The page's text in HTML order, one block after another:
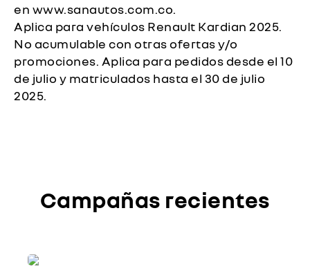
en www.sanautos.com.co.
Aplica para vehículos Renault Kardian 2025.
No acumulable con otras ofertas y/o
promociones. Aplica para pedidos desde el 10
de julio y matriculados hasta el 30 de julio
2025.
Campañas recientes